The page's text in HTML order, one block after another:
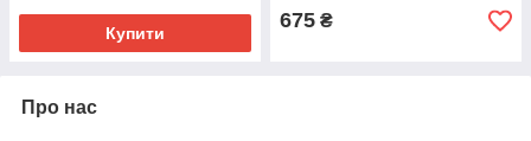
Купити
675 ₴
Про нас